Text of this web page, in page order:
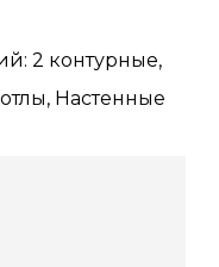
2 контурные,
, Настенные